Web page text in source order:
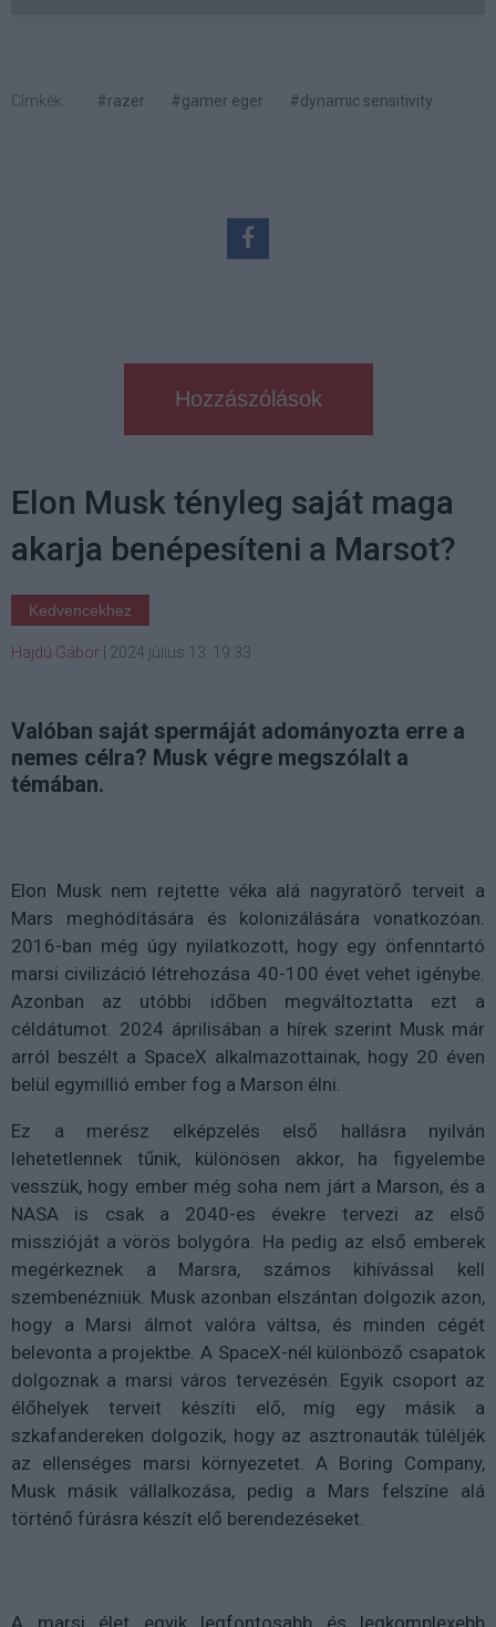
Címkék: #razer #gamer eger #dynamic sensitivity
Hozzászólások
Elon Musk tényleg saját maga
akarja benépesíteni a Marsot?
Kedvencekhez
Hajdú Gábor 2024 július 13. 19:33
Valóban saját spermáját adományozta erre a
nemes célra? Musk végre megszólalt a
témában.
Elon Musk nem rejtette véka alá nagyratörő terveit a
Mars meghódítására és kolonizálására vonatkozóan.
2016-ban még úgy nyilatkozott, hogy egy önfenntartó
marsi civilizáció létrehozása 40-100 évet vehet igénybe.
Azonban az utóbbi időben megváltoztatta ezt a
céldátumot. 2024 áprilisában a hírek szerint Musk már
arról beszélt a SpaceX alkalmazottainak, hogy 20 éven
belül egymillió ember fog a Marson élni.
Ez a merész elképzelés első hallásra nyilván
lehetetlennek tűnik, különösen akkor, ha figyelembe
vesszük, hogy ember még soha nem járt a Marson, és a
NASA is csak a 2040-es évekre tervezi az első
misszióját a vörös bolygóra. Ha pedig az első emberek
megérkeznek a Marsra, számos kihívással kell
szembenézniük. Musk azonban elszántan dolgozik azon,
hogy a Marsi álmot valóra váltsa, és minden cégét
belevonta a projektbe. A SpaceX-nél különböző csapatok
dolgoznak a marsi város tervezésén. Egyik csoport az
élőhelyek terveit készíti elő, míg egy másik a
szkafandereken dolgozik, hogy az asztronauták túléljék
az ellenséges marsi környezetet. A Boring Company,
Musk másik vállalkozása, pedig a Mars felszíne alá
történő fúrásra készít elő berendezéseket.